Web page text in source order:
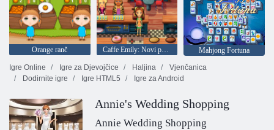
Orange ranč Caffe Emily: Novi početak
Mahjong Fortuna
Igre Online
Igre za Djevojčice Haljina
Vjenčanica
Dodirnite igre
Igre HTML5 Igre za Android
Annie's Wedding Shopping
Annie Wedding Shopping